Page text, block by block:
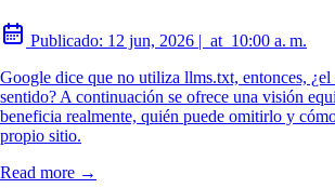
Publicado: 12 jun, 2026 | at 10:00 a. m.
Google dice que no utiliza llms.txt, entonces,
sentido? A continuación se ofrece una visión
beneficia realmente, quién puede omitirlo y
propio sitio.
Read more →